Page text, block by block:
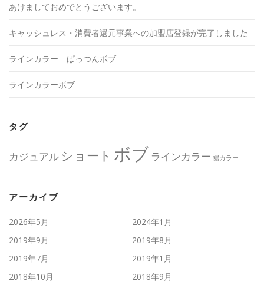
あけましておめでとうございます。
キャッシュレス・消費者還元事業への加盟店登録が完了しました
ラインカラー ぱっつんボブ
ラインカラーボブ
タグ
カジュアル ショート ボブ ラインカラー 裾カラー
アーカイブ
2026年5月
2024年1月
2019年9月
2019年8月
2019年7月
2019年1月
2018年10月
2018年9月